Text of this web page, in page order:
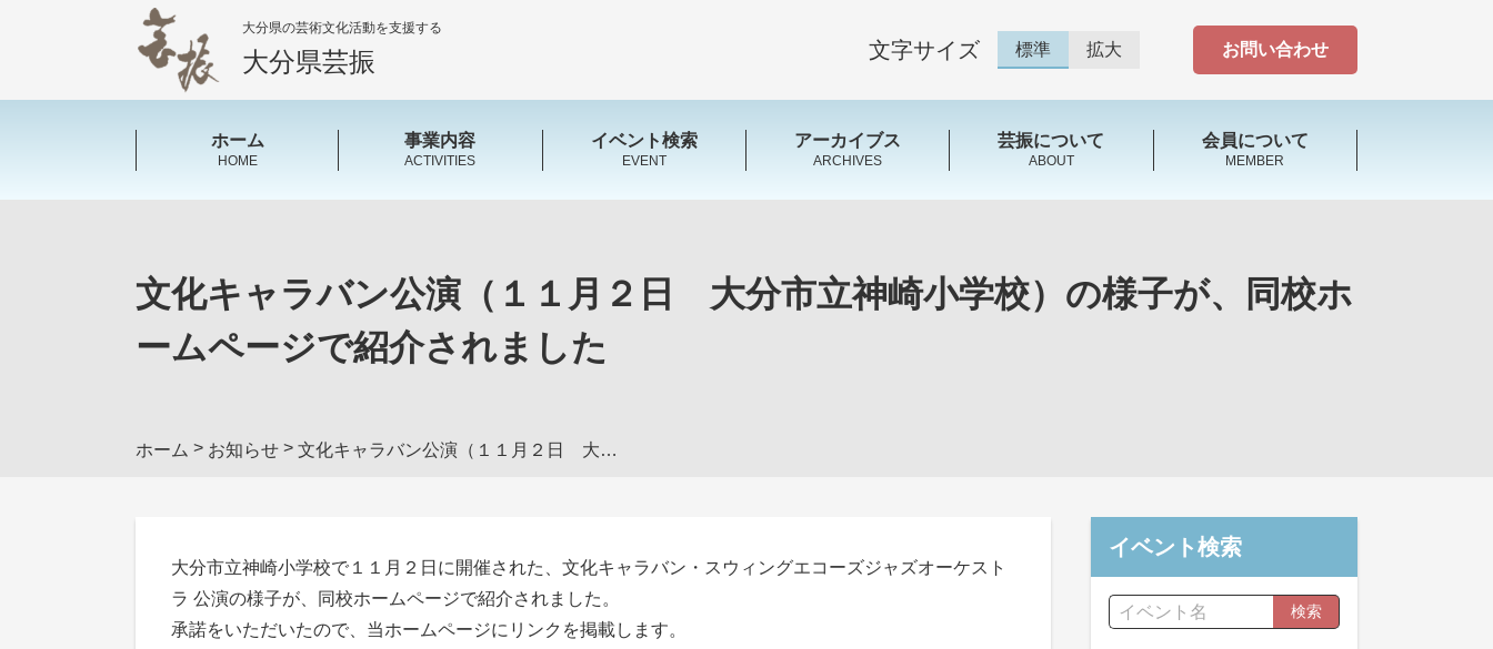
大分県の芸術文化活動を支援する
大分県芸振 文字サイズ 標準 拡大 お問い合わせ
ホーム
HOME
事業内容
ACTIVITIES
イベント検索
EVENT
アーカイブス
ARCHIVES
芸振について
ABOUT
会員について
MEMBER
文化キャラバン公演（１１月２日 大分市立神崎小学校）の様子が、同校ホ
ームページで紹介されました
ホーム > お知らせ > 文化キャラバン公演（１１月２日 大分市立神崎小学校）の様子が、同校ホームページで紹介されました
大分市立神崎小学校で１１月２日に開催された、文化キャラバン・スウィングエコーズジャズオーケスト
ラ 公演の様子が、同校ホームページで紹介されました。
承諾をいただいたので、当ホームページにリンクを掲載します。
イベント検索
検索